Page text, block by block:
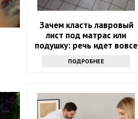
Зачем класть лавровый
лист под матрас или
подушку: речь идет вовсе
ПОДРОБНЕЕ